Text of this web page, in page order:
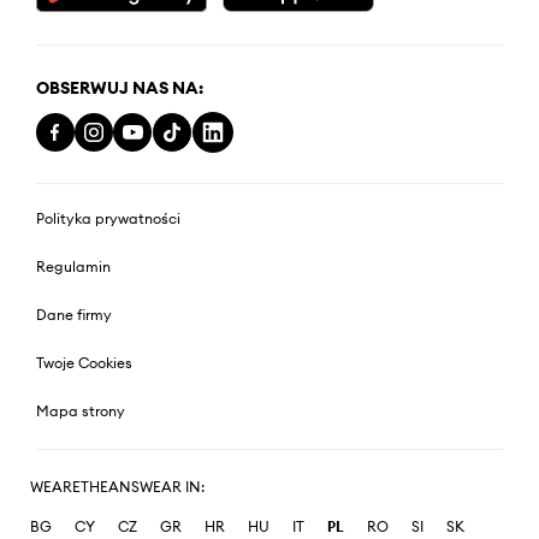
OBSERWUJ NAS NA:
Polityka prywatności
Regulamin
Dane firmy
Twoje Cookies
Mapa strony
WEARETHEANSWEAR IN:
BG CY CZ GR HR HU IT PL RO SI SK